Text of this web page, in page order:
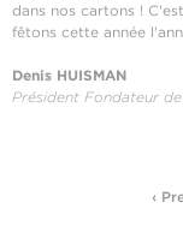
dans nos cartons !
fêtons cette année
Denis HUISMAN
Président Fondateur
‹